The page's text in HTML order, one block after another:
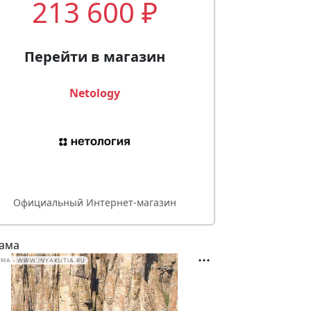
213 600 ₽
Перейти в магазин
Netology
Официальный Интернет-магазин
• WWW.INYAKUTIA.RU